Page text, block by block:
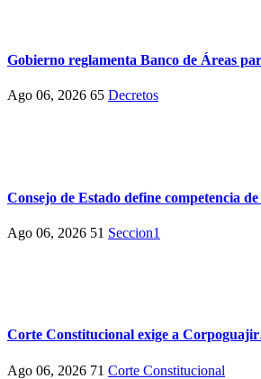
Gobierno reglamenta Banco de Áreas
Ago 06, 2026 65 Decretos
Consejo de Estado define competencia
Ago 06, 2026 51 Seccion1
Corte Constitucional exige a
Ago 06, 2026 71 Corte Constitucional